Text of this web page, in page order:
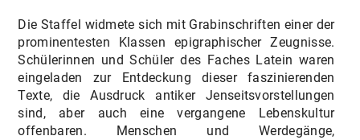
Die Staffel widmete sich mit Grabinschriften einer der
prominentesten Klassen epigraphischer Zeugnisse.
Schülerinnen und Schüler des Faches Latein waren
eingeladen zur Entdeckung dieser faszinierenden
Texte, die Ausdruck antiker Jenseitsvorstellungen
sind, aber auch eine vergangene Lebenskultur
offenbaren. Menschen und Werdegänge,